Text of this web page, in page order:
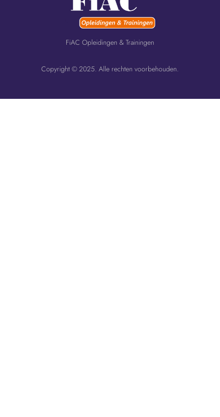
FiAC Opleidingen & Trainingen
Copyright © 2025. Alle rechten voorbehouden.